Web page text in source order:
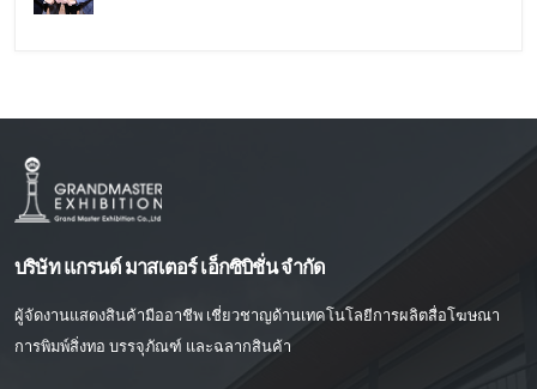
บริษัท แกรนด์ มาสเตอร์ เอ็กซิบิชั่น จำกัด
ผู้จัดงานแสดงสินค้ามืออาชีพ เชี่ยวชาญด้านเทคโนโลยีการผลิตสื่อโฆษณา
การพิมพ์สิ่งทอ บรรจุภัณฑ์ และฉลากสินค้า